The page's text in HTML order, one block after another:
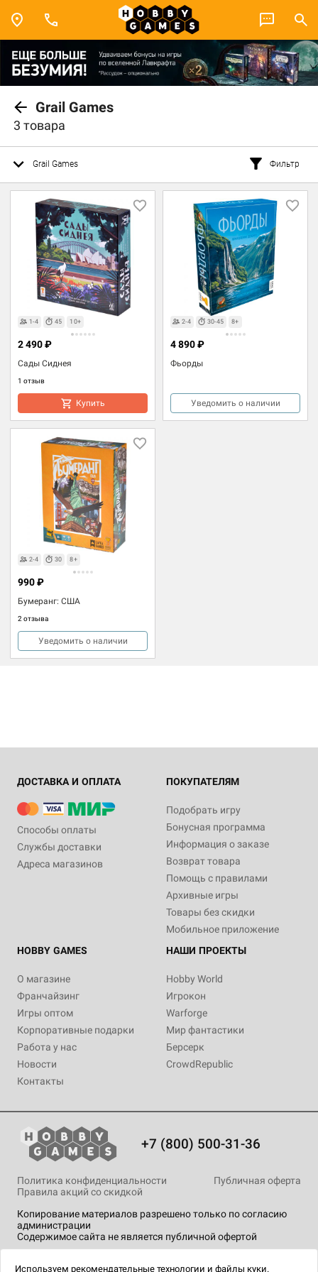
Grail Games
3 товара
Grail Games Фильтр
1-4 45 10+
Сады Сиднея
1 отзыв
2 490 ₽
Купить
2-4 30-45 8+
Фьорды
4 890 ₽
Уведомить о наличии
2-4 30 8+
Бумеранг: США
2 отзыва
990 ₽
Уведомить о наличии
ДОСТАВКА И ОПЛАТА
Способы оплаты
Службы доставки
Адреса магазинов
ПОКУПАТЕЛЯМ
Подобрать игру
Бонусная программа
Информация о заказе
Возврат товара
Помощь с правилами
Архивные игры
Товары без скидки
Мобильное приложение
HOBBY GAMES
О магазине
Франчайзинг
Игры оптом
Корпоративные подарки
Работа у нас
Новости
Контакты
НАШИ ПРОЕКТЫ
Hobby World
Игрокон
Warforge
Мир фантастики
Берсерк
CrowdRepublic
+7 (800) 500-31-36
Копирование материалов разрешено только по согласию
администрации
Содержимое сайта не является публичной офертой
Политика конфиденциальности
Публичная оферта
Правила акций со скидкой
технологии .
Используем рекомендательные технологии и файлы куки.